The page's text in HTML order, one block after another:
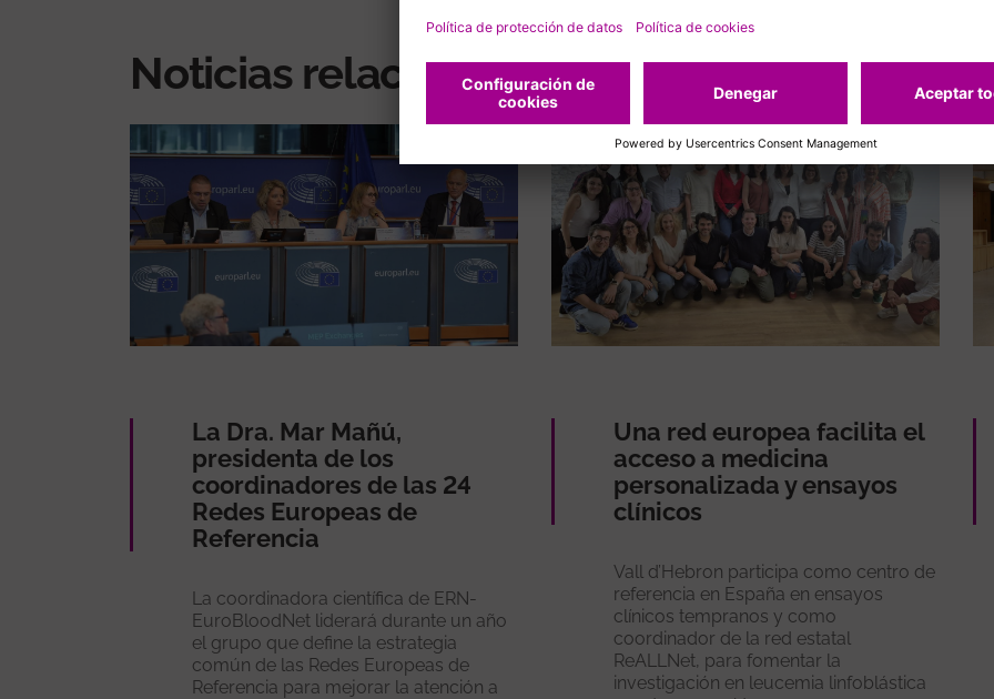
Noticias relacionadas
La Dra. Mar Mañú,
presidenta de los
coordinadores de las 24
Redes Europeas de
Referencia
La coordinadora científica de ERN-
EuroBloodNet liderará durante un año
el grupo que define la estrategia
común de las Redes Europeas de
Referencia para mejorar la atención a
Una red europea facilita el
acceso a medicina
personalizada y ensayos
clínicos
Vall d’Hebron participa como centro de
referencia en España en ensayos
clínicos tempranos y como
coordinador de la red estatal
ReALLNet, para fomentar la
investigación en leucemia linfoblástica